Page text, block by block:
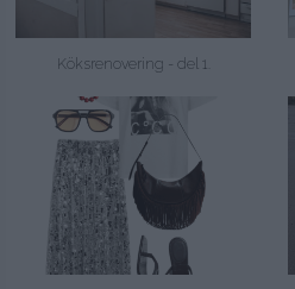
Köksrenovering - del 1.